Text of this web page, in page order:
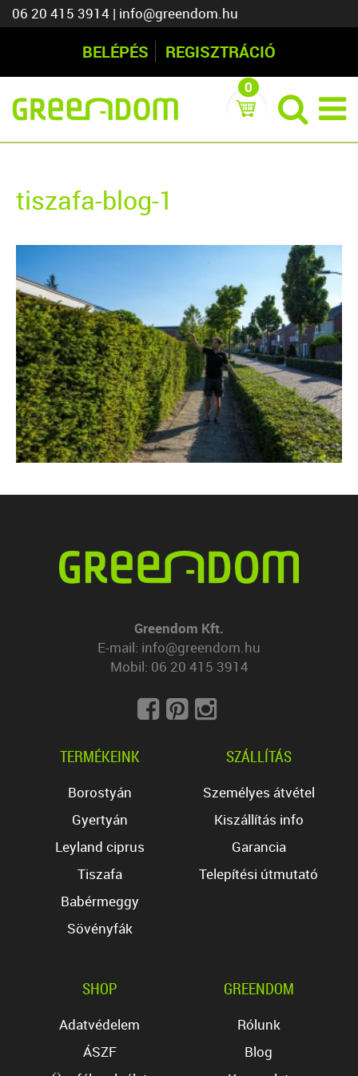
06 20 415 3914 | info@greendom.hu
BELÉPÉS REGISZTRÁCIÓ
0
tiszafa-blog-1
Greendom Kft.
E-mail: info@greendom.hu
Mobil: 06 20 415 3914
TERMÉKEINK
Borostyán
Gyertyán
Leyland ciprus
Tiszafa
Babérmeggy
Sövényfák
SZÁLLÍTÁS
Személyes átvétel
Kiszállítás info
Garancia
Telepítési útmutató
SHOP
Adatvédelem
ÁSZF
GREENDOM
Rólunk
Blog